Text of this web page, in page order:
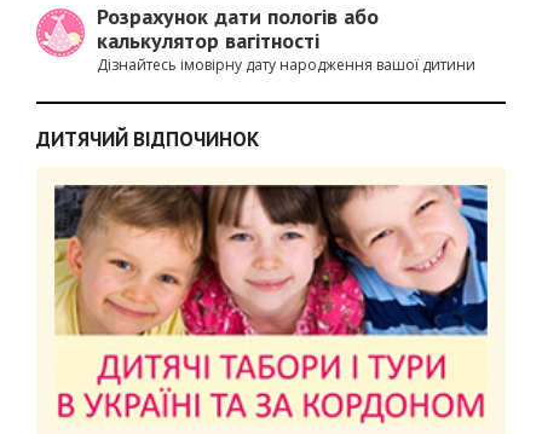
Розрахунок дати пологів або
калькулятор вагітності
Дізнайтесь імовірну дату народження вашої дитини
ДИТЯЧИЙ ВІДПОЧИНОК